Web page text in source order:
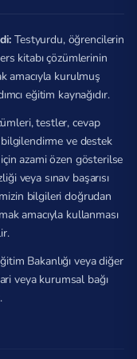
Testyurdu, öğrencilerin
kitabı çözümlerinin
amacıyla kurulmuş
eğitim kaynağıdır.
testler, cevap
ve destek
azami özen gösterilse
veya sınav başarısı
bilgileri doğrudan
amacıyla kullanması
Bakanlığı veya diğer
veya kurumsal bağı